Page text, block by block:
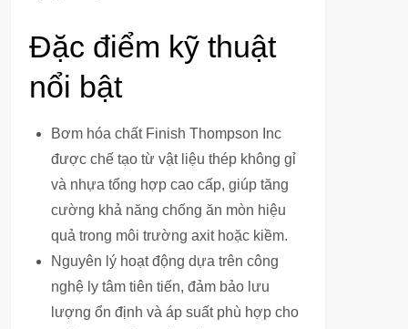
Đặc điểm kỹ thuật
nổi bật
Bơm hóa chất Finish Thompson Inc
được chế tạo từ vật liệu thép không gỉ
và nhựa tổng hợp cao cấp, giúp tăng
cường khả năng chống ăn mòn hiệu
quả trong môi trường axit hoặc kiềm.
Nguyên lý hoạt động dựa trên công
nghệ ly tâm tiên tiến, đảm bảo lưu
lượng ổn định và áp suất phù hợp cho